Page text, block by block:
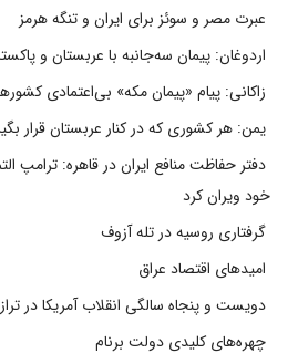
عبرت مصر و سوئز برای ایران و تنگه هرمز
اردوغان: پیمان سه‌جانبه با عربستان و
زاکانی: پیام «پیمان مکه» بی‌اعتمادی
یمن: هر کشوری که در کنار عربستان قرار
دفتر حفاظت منافع ایران در قاهره: ترامپ
خود ویران کرد
گرفتاری روسیه در تله آزوف
امیدهای اقتصاد عراق
دویست و پنجاه سالگی انقلاب آمریکا در
چهره‌های کلیدی دولت برنام